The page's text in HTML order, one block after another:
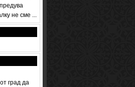
не сме ...
град да